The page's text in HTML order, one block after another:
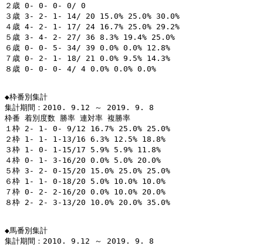
２歳 0- 0- 0- 0/ 0
３歳 3- 2- 1- 14/ 20 15.0% 25.0% 30.0%
４歳 4- 2- 1- 17/ 24 16.7% 25.0% 29.2%
５歳 3- 4- 2- 27/ 36 8.3% 19.4% 25.0%
６歳 0- 0- 5- 34/ 39 0.0% 0.0% 12.8%
７歳 0- 2- 1- 18/ 21 0.0% 9.5% 14.3%
８歳 0- 0- 0- 4/ 4 0.0% 0.0% 0.0%
◆枠番別集計
集計期間：2010. 9.12 ～ 2019. 9. 8
枠番 着別度数 勝率 連対率 複勝率
１枠 2- 1- 0- 9/12 16.7% 25.0% 25.0%
２枠 1- 1- 1-13/16 6.3% 12.5% 18.8%
３枠 1- 0- 1-15/17 5.9% 5.9% 11.8%
４枠 0- 1- 3-16/20 0.0% 5.0% 20.0%
５枠 3- 2- 0-15/20 15.0% 25.0% 25.0%
６枠 1- 1- 0-18/20 5.0% 10.0% 10.0%
７枠 0- 2- 2-16/20 0.0% 10.0% 20.0%
８枠 2- 2- 3-13/20 10.0% 20.0% 35.0%
◆馬番別集計
集計期間：2010. 9.12 ～ 2019. 9. 8